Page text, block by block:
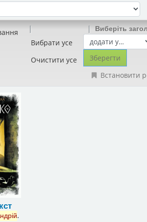
Вибрати усе
Очистити усе
Виберіть
Встановити
.